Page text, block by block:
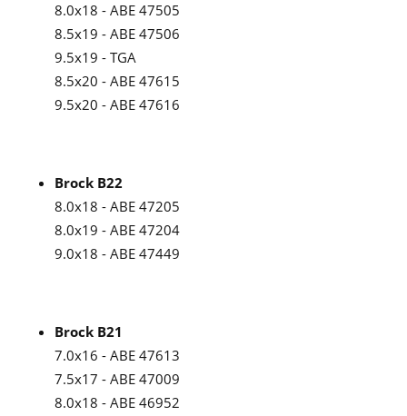
8.0x18 - ABE 47505
8.5x19 - ABE 47506
9.5x19 - TGA
8.5x20 - ABE 47615
9.5x20 - ABE 47616
Brock B22
8.0x18 - ABE 47205
8.0x19 - ABE 47204
9.0x18 - ABE 47449
Brock B21
7.0x16 - ABE 47613
7.5x17 - ABE 47009
8.0x18 - ABE 46952